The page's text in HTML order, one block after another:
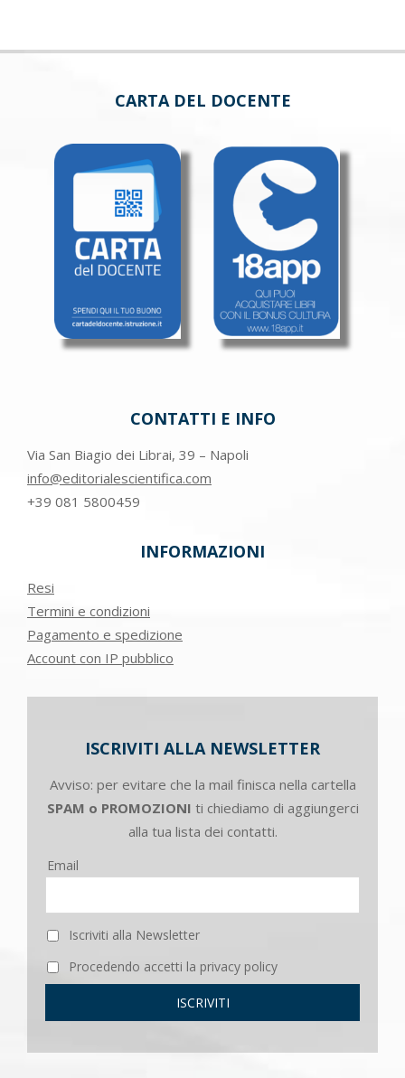
CARTA DEL DOCENTE
CONTATTI E INFO
Via San Biagio dei Librai, 39 – Napoli
info@editorialescientifica.com
+39 081 5800459
INFORMAZIONI
Resi
Termini e condizioni
Pagamento e spedizione
Account con IP pubblico
ISCRIVITI ALLA NEWSLETTER
Avviso: per evitare che la mail finisca nella cartella
SPAM o PROMOZIONI ti chiediamo di aggiungerci
alla tua lista dei contatti.
Email
Iscriviti alla Newsletter
Procedendo accetti la privacy policy